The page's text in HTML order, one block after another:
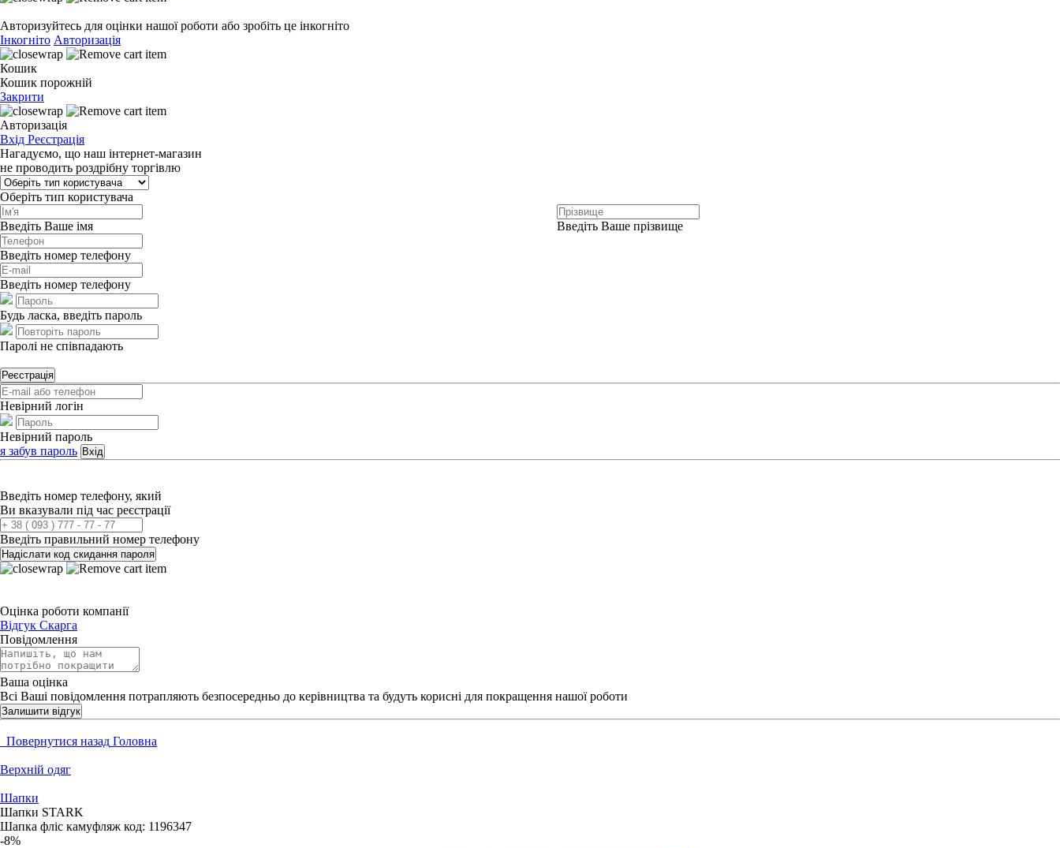
Авторизуйтесь для оцінки нашої роботи або зробіть це інкогніто
Інкогніто Авторизація
Кошик
Кошик порожній
Закрити
Авторизація
Вхід Реєстрація
Нагадуємо, що наш інтернет-магазин
не проводить роздрібну торгівлю
Оберіть тип користувача
Введіть Ваше імя Введіть Ваше прізвище
Введіть номер телефону
Введіть номер телефону
Будь ласка, введіть пароль
Паролі не співпадають
Реєстрація
Невірний логін
Невірний пароль
я забув пароль Вхід
Введіть номер телефону, який
Ви вказували під час реєстрації
Введіть правильний номер телефону
Надіслати код скидання пароля
Оцінка роботи компанії
Відгук Скарга
Повідомлення
Ваша оцінка
Всі Ваші повідомлення потрапляють безпосередньо до керівництва та будуть корисні для покращення нашої роботи
Залишити відгук
Повернутися назад Головна
Верхній одяг
Шапки
Шапки STARK
Шапка фліс камуфляж код: 1196347
-8%